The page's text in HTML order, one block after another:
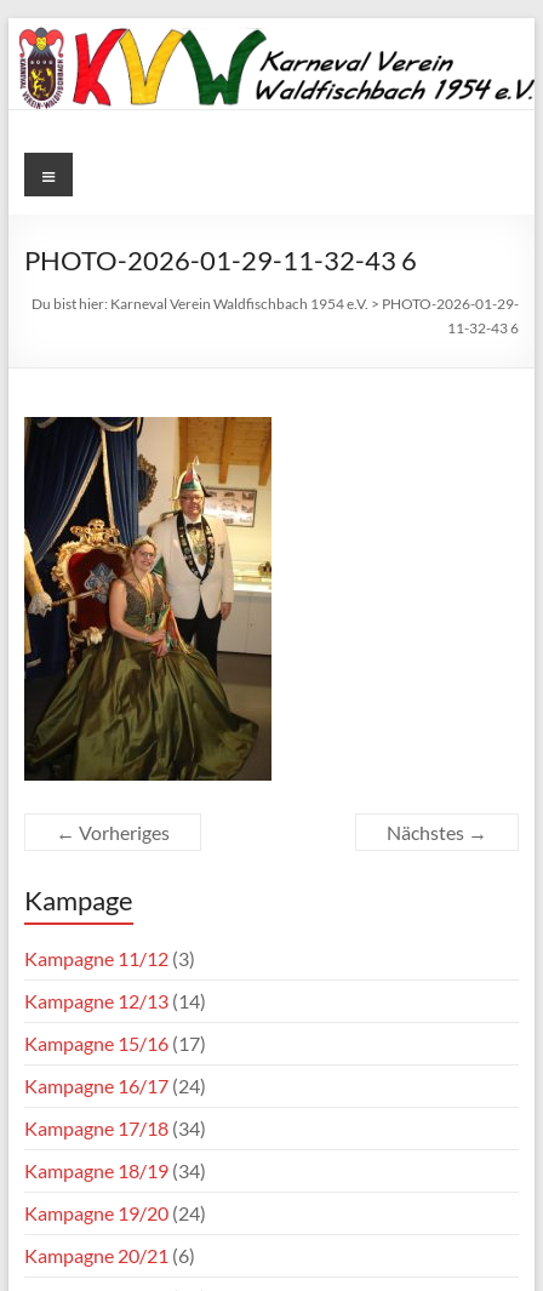
Zum
Inhalt
springen
Karneval
Waldfischbach
1954
Verein
Waldfischbach
Menü
PHOTO-2026-01-29-11-32-43 6
Du bist hier: Karneval Verein Waldfischbach 1954 e.V. > PHOTO-2026-01-29-
11-32-43 6
← Vorheriges Nächstes →
Kampage
Kampagne 11/12(3)
Kampagne 12/13(14)
Kampagne 15/16(17)
Kampagne 16/17(24)
Kampagne 17/18(34)
Kampagne 18/19(34)
Kampagne 19/20(24)
Kampagne 20/21 (6)